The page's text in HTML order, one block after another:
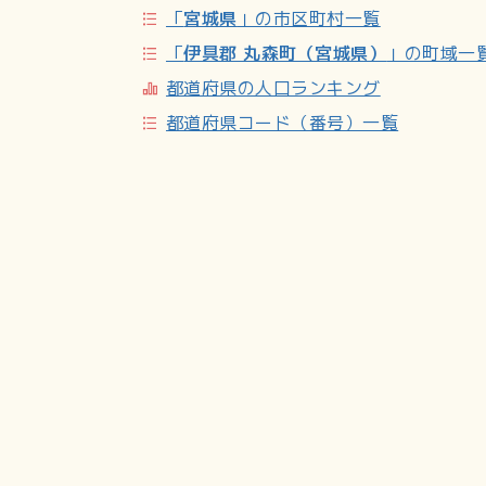
「宮城県 」の市区町村一覧
「伊具郡 丸森町（宮城県）
」の町域一
都道府県の人口ランキング
都道府県コード（番号）一覧